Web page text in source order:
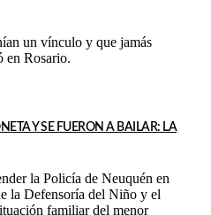
un vínculo y que jamás
en Rosario.
Y SE FUERON A BAILAR: LA
la Policía de Neuquén en
la Defensoría del Niño y el
familiar del menor